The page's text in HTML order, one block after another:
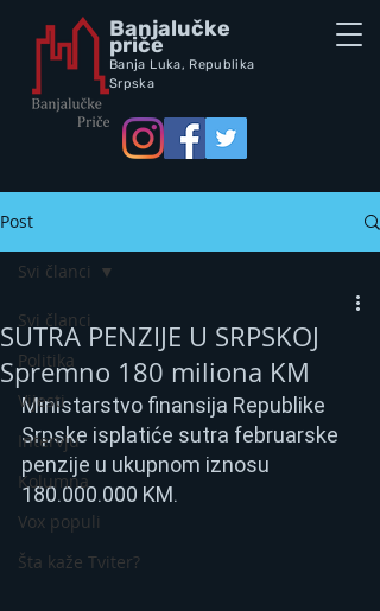
Banjalučke
priče
Banja Luka, Republika
Srpska
Post
Svi članci
Politika
Vijesti
Intervju
Kolumna
Vox populi
Šta kaže Tviter?
Svi članci
SUTRA PENZIJE U SRPSKOJ
Spremno 180 miliona KM
Ministarstvo finansija Republike
Srpske isplatiće sutra februarske
penzije u ukupnom iznosu
180.000.000 KM.